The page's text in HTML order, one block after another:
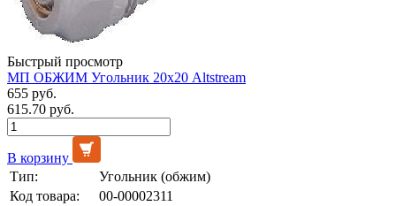
Быстрый просмотр
МП ОБЖИМ Угольник 20х20 Altstream
655 руб.
615.70 руб.
В корзину
Тип:
Угольник (обжим)
Код товара:
00-00002311